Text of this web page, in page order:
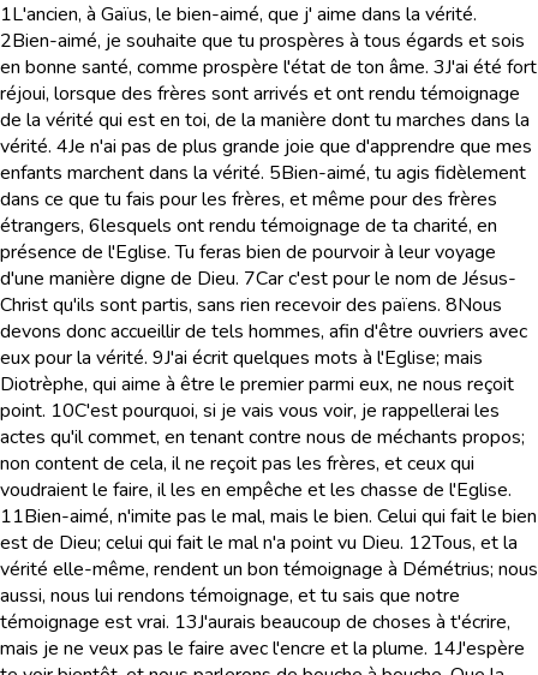
1L'ancien, à Gaïus, le bien-aimé, que j' aime dans la vérité.
2Bien-aimé, je souhaite que tu prospères à tous égards et sois
en bonne santé, comme prospère l'état de ton âme. 3J'ai été fort
réjoui, lorsque des frères sont arrivés et ont rendu témoignage
de la vérité qui est en toi, de la manière dont tu marches dans la
vérité. 4Je n'ai pas de plus grande joie que d'apprendre que mes
enfants marchent dans la vérité. 5Bien-aimé, tu agis fidèlement
dans ce que tu fais pour les frères, et même pour des frères
étrangers, 6lesquels ont rendu témoignage de ta charité, en
présence de l'Eglise. Tu feras bien de pourvoir à leur voyage
d'une manière digne de Dieu. 7Car c'est pour le nom de Jésus-
Christ qu'ils sont partis, sans rien recevoir des païens. 8Nous
devons donc accueillir de tels hommes, afin d'être ouvriers avec
eux pour la vérité. 9J'ai écrit quelques mots à l'Eglise; mais
Diotrèphe, qui aime à être le premier parmi eux, ne nous reçoit
point. 10C'est pourquoi, si je vais vous voir, je rappellerai les
actes qu'il commet, en tenant contre nous de méchants propos;
non content de cela, il ne reçoit pas les frères, et ceux qui
voudraient le faire, il les en empêche et les chasse de l'Eglise.
11Bien-aimé, n'imite pas le mal, mais le bien. Celui qui fait le bien
est de Dieu; celui qui fait le mal n'a point vu Dieu. 12Tous, et la
vérité elle-même, rendent un bon témoignage à Démétrius; nous
aussi, nous lui rendons témoignage, et tu sais que notre
témoignage est vrai. 13J'aurais beaucoup de choses à t'écrire,
mais je ne veux pas le faire avec l'encre et la plume. 14J'espère